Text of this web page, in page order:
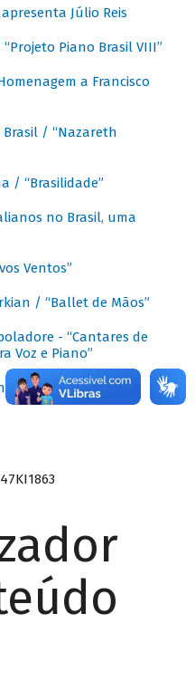
Júlio Reis
Piano Brasil VIII”
a Francisco
Brasil / “Nazareth
/ “Brasilidade”
no Brasil, uma
Ventos”
/ “Ballet de Mãos”
- “Cantares de
Voz e Piano”